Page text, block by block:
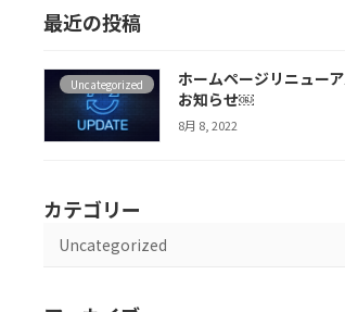
最近の投稿
Uncategorized
ホームページリニュー
お知らせ￼
8月 8, 2022
カテゴリー
Uncategorized